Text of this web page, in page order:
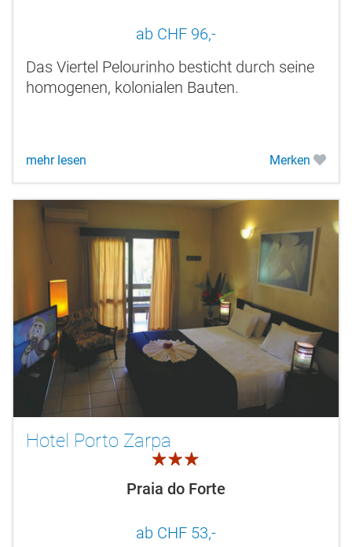
ab CHF 96,-
Das Viertel Pelourinho besticht durch seine
homogenen, kolonialen Bauten.
mehr lesen Merken
Hotel Porto Zarpa
3.0
Praia do Forte
ab CHF 53,-